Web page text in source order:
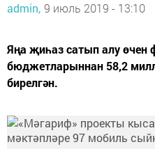
admin, 9 июль 2019 - 13:10
Яңа җиһаз сатып алу өчен
бюджетларыннан 58,2
бирелгән.